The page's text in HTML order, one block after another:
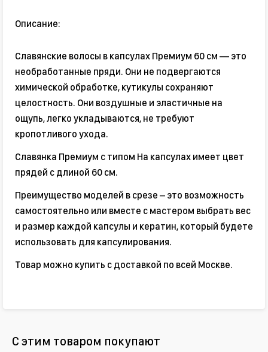
Описание:
Славянские волосы в капсулах Премиум 60 см — это
необработанные пряди. Они не подвергаются
химической обработке, кутикулы сохраняют
целостность. Они воздушные и эластичные на
ощупь, легко укладываются, не требуют
кропотливого ухода.
Славянка Премиум с типом На капсулах имеет цвет
прядей с длиной 60 см.
Преимущество моделей в срезе – это возможность
самостоятельно или вместе с мастером выбрать вес
и размер каждой капсулы и кератин, который будете
использовать для капсулирования.
Товар можно купить с доставкой по всей Москве.
С этим товаром покупают